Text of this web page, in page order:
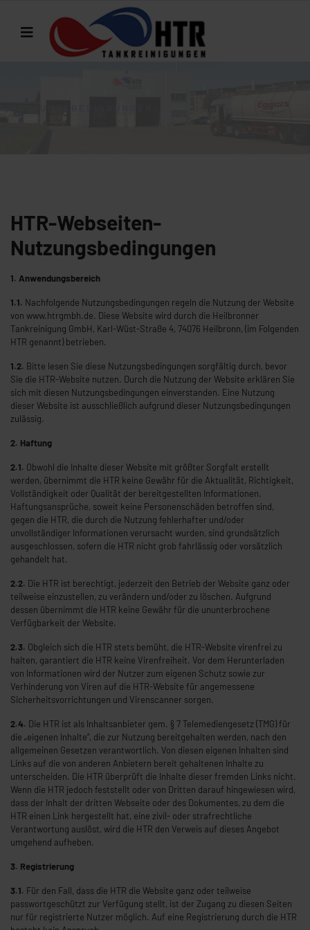
HTR-Webseiten-
Nutzungsbedingungen
1. Anwendungsbereich
1.1. Nachfolgende Nutzungsbedingungen regeln die Nutzung der Website
von www.htrgmbh.de. Diese Website wird durch die Heilbronner
Tankreinigung GmbH, Karl-Wüst-Straße 4, 74076 Heilbronn, (im Folgenden
HTR genannt) betrieben.
1.2. Bitte lesen Sie diese Nutzungsbedingungen sorgfältig durch, bevor
Sie die HTR-Website nutzen. Durch die Nutzung der Website erklären Sie
sich mit diesen Nutzungsbedingungen einverstanden. Eine Nutzung
dieser Website ist ausschließlich aufgrund dieser Nutzungs­bedingungen
zulässig.
2. Haftung
2.1. Obwohl die Inhalte dieser Website mit größter Sorgfalt erstellt
werden, übernimmt die HTR keine Gewähr für die Aktualität, Richtigkeit,
Vollständigkeit oder Qualität der bereitgestellten Informationen.
Haftungsansprüche, soweit keine Personenschäden betroffen sind,
gegen die HTR, die durch die Nutzung fehlerhafter und/oder
unvollständiger Informationen verursacht wurden, sind grundsätzlich
ausgeschlossen, sofern die HTR nicht grob fahrlässig oder vorsätzlich
gehandelt hat.
2.2. Die HTR ist berechtigt, jederzeit den Betrieb der Website ganz oder
teilweise einzustellen, zu verändern und/oder zu löschen. Aufgrund
dessen übernimmt die HTR keine Gewähr für die ununterbrochene
Verfügbarkeit der Website.
2.3. Obgleich sich die HTR stets bemüht, die HTR-Website virenfrei zu
halten, garantiert die HTR keine Virenfreiheit. Vor dem Herunterladen
von Informationen wird der Nutzer zum eigenen Schutz sowie zur
Verhinderung von Viren auf die HTR-Website für angemessene
Sicherheitsvorrichtungen und Virenscanner sorgen.
2.4. Die HTR ist als Inhaltsanbieter gem. § 7 Telemediengesetz (TMG) für
die „eigenen Inhalte“, die zur Nutzung bereitgehalten werden, nach den
allgemeinen Gesetzen verantwortlich. Von diesen eigenen Inhalten sind
Links auf die von anderen Anbietern bereit gehaltenen Inhalte zu
unterscheiden. Die HTR überprüft die Inhalte dieser fremden Links nicht.
Wenn die HTR jedoch feststellt oder von Dritten darauf hingewiesen wird,
dass der Inhalt der dritten Webseite oder des Dokumentes, zu dem die
HTR einen Link hergestellt hat, eine zivil- oder strafrechtliche
Verantwortung auslöst, wird die HTR den Verweis auf dieses Angebot
umgehend aufheben.
3. Registrierung
3.1. Für den Fall, dass die HTR die Website ganz oder teilweise
passwortgeschützt zur Verfügung stellt, ist der Zugang zu diesen Seiten
nur für registrierte Nutzer möglich. Auf eine Registrierung durch die HTR